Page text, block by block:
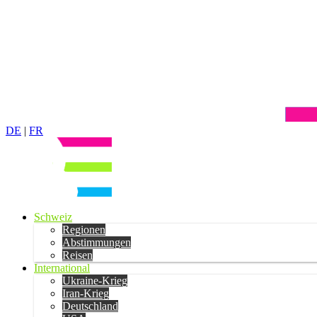
DE | FR
Schweiz
Regionen
Abstimmungen
Reisen
International
Ukraine-Krieg
Iran-Krieg
Deutschland